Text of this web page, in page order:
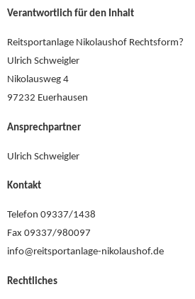
Verantwortlich für den Inhalt
Reitsportanlage Nikolaushof Rechtsform?
Ulrich Schweigler
Nikolausweg 4
97232 Euerhausen
Ansprechpartner
Ulrich Schweigler
Kontakt
Telefon 09337/1438
Fax 09337/980097
info@reitsportanlage-nikolaushof.de
Rechtliches